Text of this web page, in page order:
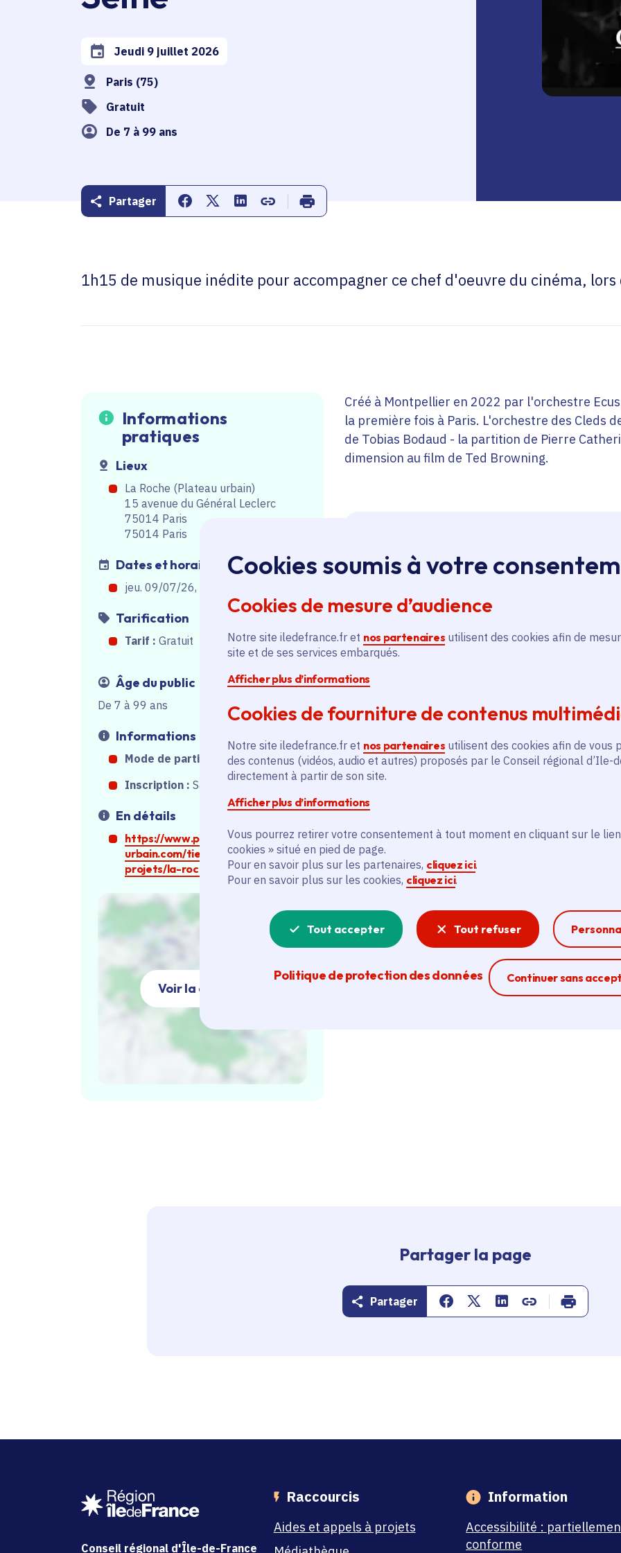
Cookies soumis à votre
Cookies de mesure d’audience
Notre site iledefrance.fr et nos partenaires utilisent des cookies afin de
site et de ses services embarqués.
Afficher plus d’informations
Cookies de fourniture de contenus
Notre site iledefrance.fr et nos partenaires utilisent des cookies afin de vous
des contenus (vidéos, audio et autres) proposés par le Conseil régional d’Ile-
directement à partir de son site.
Afficher plus d’informations
Vous pourrez retirer votre consentement à tout moment en cliquant sur le
cookies » situé en pied de page.
Pour en savoir plus sur les partenaires, cliquez ici.
Pour en savoir plus sur les cookies, cliquez ici.
Tout accepter Tout refuser
Politique de protection des données Continuer sans
Ferme la
Date de l'arrêté
Jeudi 9 juillet 2026
Paris (75)
Gratuit
De 7 à 99 ans
Partager Partager sur Facebook
Partager sur Twitter
Partager sur Linkedin
Copier dans le presse-papier
Imprimer
1h15 de musique inédite pour accompagner ce chef d'oeuvre du cinéma,
Informations
pratiques
Lieux
La Roche (Plateau urbain)
15 avenue du Général Leclerc
75014 Paris
75014 Paris
Dates et horaires
jeu. 09/07/26, de 21h30
Tarification
Tarif : Gratuit
Âge du public
De 7 à 99 ans
Informations
Mode de participation :Sur place
Inscription : Sans inscription
En détails
https://www.plateau-
urbain.com/tiers-lieux/nos-
projets/la-roche/
Voir la carte
Créé à Montpellier en 2022 par l'orchestre
la première fois à Paris. L'orchestre des Cleds
de Tobias Bodaud - la partition de Pierre
dimension au film de Ted Browning.
Le tiers-lieu La Roche est un espace
Partager la page
Partager Partager sur Facebook
Partager sur Twitter
Partager sur Linkedin
Copier dans le
Imprimer
Conseil régional d'Île-de-France
Raccourcis
Aides et appels à projets
Information
Accessibilité :
conforme